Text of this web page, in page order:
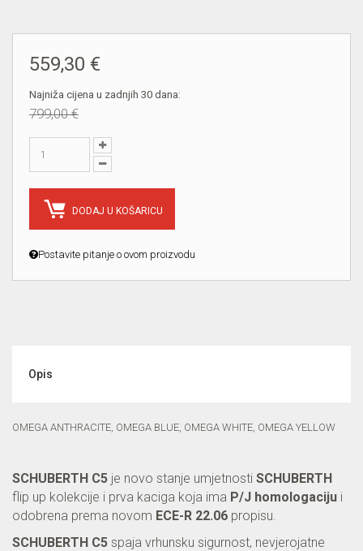
559,30 €
Najniža cijena u zadnjih 30 dana:
799,00 €
DODAJ U KOŠARICU
Postavite pitanje o ovom proizvodu
Opis
OMEGA ANTHRACITE, OMEGA BLUE, OMEGA WHITE, OMEGA YELLOW
SCHUBERTH C5 je novo stanje umjetnosti SCHUBERTH
flip up kolekcije i prva kaciga koja ima P/J homologaciju i
odobrena prema novom ECE-R 22.06 propisu.
SCHUBERTH C5 spaja vrhunsku sigurnost, nevjerojatne